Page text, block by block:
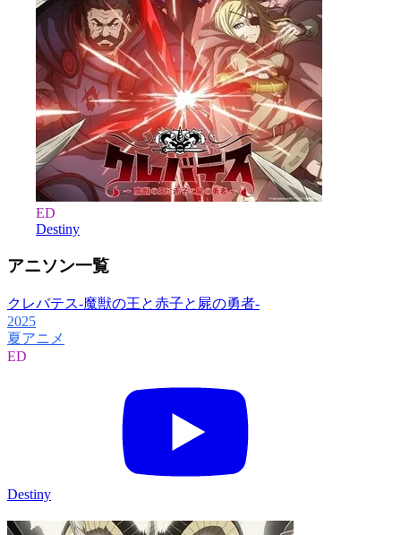
ED
Destiny
アニソン一覧
クレバテス-魔獣の王と赤子と屍の勇者-
2025
夏アニメ
ED
Destiny